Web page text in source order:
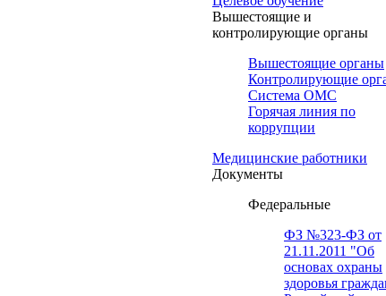
Вышестоящие и
контролирующие органы
Вышестоящие органы
Контролирующие
Система ОМС
Горячая линия по
коррупции
Медицинские работники
Документы
Федеральные
ФЗ №323-ФЗ от
21.11.2011 "Об
основах охраны
здоровья